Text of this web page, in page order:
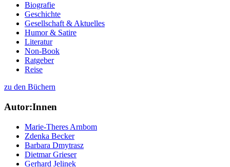
Biografie
Geschichte
Gesellschaft & Aktuelles
Humor & Satire
Literatur
Non-Book
Ratgeber
Reise
zu den Büchern
Autor:Innen
Marie-Theres Arnbom
Zdenka Becker
Barbara Dmytrasz
Dietmar Grieser
Gerhard Jelinek